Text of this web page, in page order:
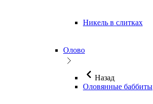
Никель в слитках
Олово
Назад
Оловянные баббиты